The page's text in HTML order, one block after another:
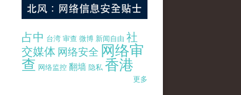
占中 台湾 审查 微博 新闻自由 社
交媒体 网络安全 网络审
查 网络监控 翻墙 隐私 香港
更多